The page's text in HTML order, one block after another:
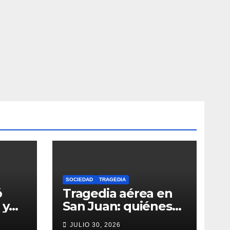
SOCIEDAD TRAGEDIA
Tragedia aérea en
San Juan: quiénes
eran los siete
JULIO 30, 2026